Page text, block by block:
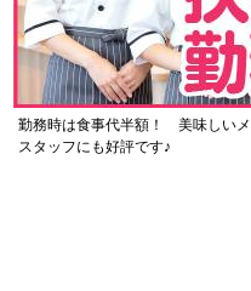
勤務時は食事代半額！ 美味しい
スタッフにも好評です♪